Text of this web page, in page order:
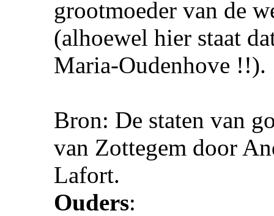
grootmoeder van de
(alhoewel hier staat
Maria-Oudenhove !!).
Bron: De staten van
van Zottegem door
Lafort.
Ouders: